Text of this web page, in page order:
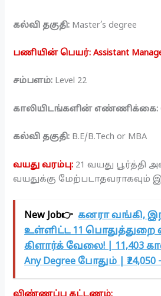
கல்வி தகுதி: Master’s degree
பணியின் பெயர்: Assistant
சம்பளம்: Level 22
காலியிடங்களின் எண்ணிக்கை:
கல்வி தகுதி: B.E/B.Tech or MBA
வயது வரம்பு: 21 வயது பூர்த்தி
வயதுக்கு மேற்படாதவராகவும்
New Job👉 கனரா வங்கி,
உள்ளிட்ட 11 பொதுத்துறை
கிளார்க் வேலை! | 11,403
Any Degree போதும் |